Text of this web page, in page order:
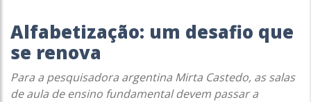
Alfabetização: um desafio que
se renova
Para a pesquisadora argentina Mirta Castedo, as salas
de aula de ensino fundamental devem passar a